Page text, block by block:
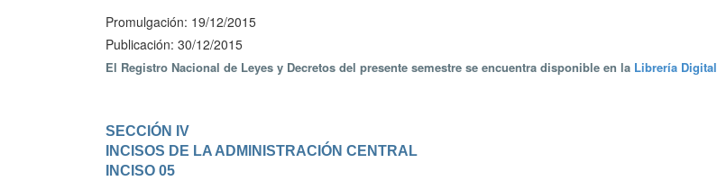
Promulgación: 19/12/2015
Publicación: 30/12/2015
El Registro Nacional de Leyes y Decretos del presente semestre se encuentra disponible en la Librería Digital
SECCIÓN IV
INCISOS DE LA ADMINISTRACIÓN CENTRAL
INCISO 05